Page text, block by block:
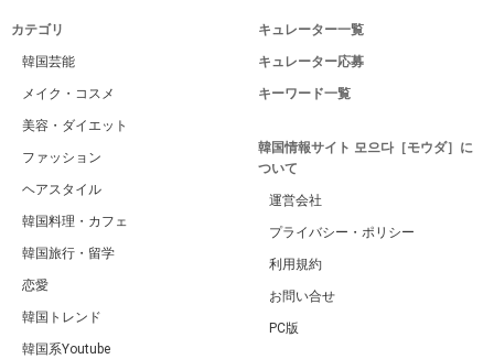
カテゴリ
韓国芸能
メイク・コスメ
美容・ダイエット
ファッション
ヘアスタイル
韓国料理・カフェ
韓国旅行・留学
恋愛
韓国トレンド
韓国系Youtube
キュレーター一覧
キュレーター応募
キーワード一覧
韓国情報サイト 모으다［モウダ］に
ついて
運営会社
プライバシー・ポリシー
利用規約
お問い合せ
PC版